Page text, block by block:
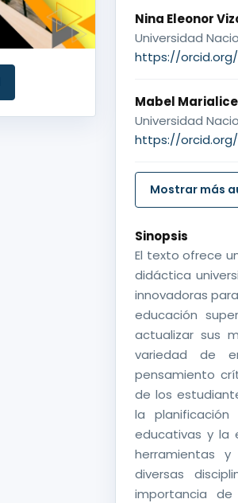
Nina Eleonor
Universidad
https://
Mabel
Universidad
https://
Mostrar más
Sinopsis
El texto ofrece
didáctica
innovadoras
educación
actualizar sus
variedad de
pensamiento
de los
la
educativas y la
herramientas
diversas
importancia